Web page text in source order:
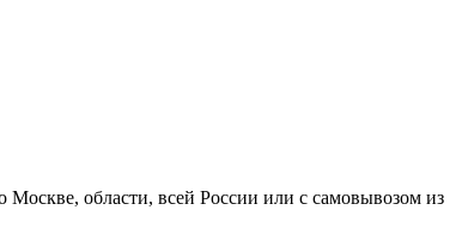
области, всей России или с самовывозом из